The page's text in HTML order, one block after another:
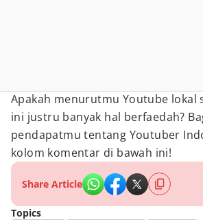
Apakah menurutmu Youtube lokal
ini justru banyak hal berfaedah?
pendapatmu tentang Youtuber
kolom komentar di bawah ini!
Share Article
Topics